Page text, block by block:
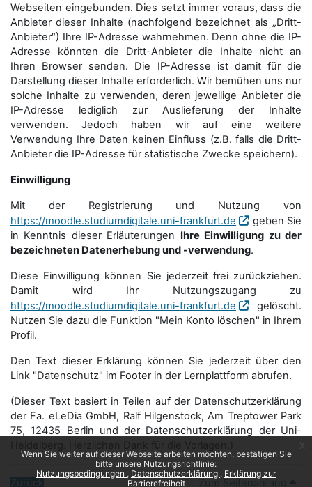
Wenn Sie weiter auf dieser Webseite arbeiten möchten, bestätigen Sie
bitte unsere Nutzungsrichtlinie:
Nutzungsbedingungen
Datenschutzerklärung
Erklärung zur
Barrierefreiheit
Webseiten eingebunden. Dies setzt immer voraus, dass die
Anbieter dieser Inhalte (nachfolgend bezeichnet als „Dritt-
Anbieter“) Ihre IP-Adresse wahrnehmen. Denn ohne die IP-
Adresse könnten die Dritt-Anbieter die Inhalte nicht an
Ihren Browser senden. Die IP-Adresse ist damit für die
Darstellung dieser Inhalte erforderlich. Wir bemühen uns nur
solche Inhalte zu verwenden, deren jeweilige Anbieter die
IP-Adresse lediglich zur Auslieferung der Inhalte
verwenden. Jedoch haben wir auf eine weitere
Verwendung Ihre Daten keinen Einfluss (z.B. falls die Dritt-
Anbieter die IP-Adresse für statistische Zwecke speichern).
Einwilligung
Mit der Registrierung und Nutzung von
https://moodle.studiumdigitale.uni-frankfurt.de
geben Sie
in Kenntnis dieser Erläuterungen Ihre Einwilligung zu der
bezeichneten Datenerhebung und -verwendung.
Diese Einwilligung können Sie jederzeit frei zurückziehen.
Damit wird Ihr Nutzungszugang zu
https://moodle.studiumdigitale.uni-frankfurt.de
gelöscht.
Nutzen Sie dazu die Funktion "Mein Konto löschen" in Ihrem
Profil.
Den Text dieser Erklärung können Sie jederzeit über den
Link "Datenschutz" im Footer in der Lernplattform abrufen.
(Dieser Text basiert in Teilen auf der Datenschutzerklärung
der Fa. eLeDia GmbH, Ralf Hilgenstock, Am Treptower Park
75, 12435 Berlin und der Datenschutzerklärung der Uni-
Zurück Zum Seitenanfang